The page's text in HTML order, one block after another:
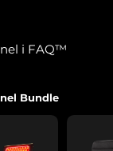
i FAQ™
Bundle
czas dostawy
09/08/2026